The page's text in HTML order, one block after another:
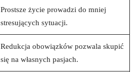
Prostsze życie prowadzi do mniej
stresujących sytuacji.
Redukcja obowiązków pozwala ‍skupić​
się na własnych pasjach.